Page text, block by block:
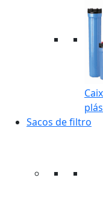
Sacos de filtro